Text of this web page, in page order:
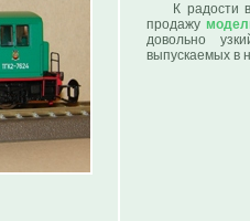
К радости
продажу
довольно
выпускаемых в